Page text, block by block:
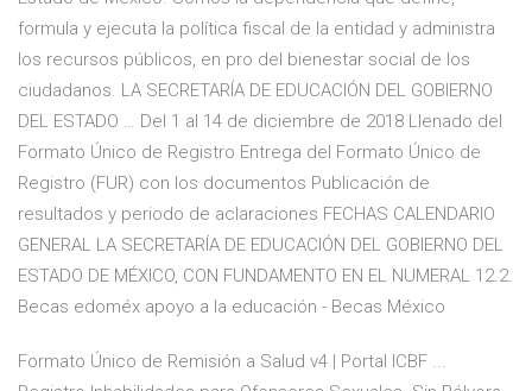
formula y ejecuta la política fiscal de la entidad y administra
los recursos públicos, en pro del bienestar social de los
ciudadanos. LA SECRETARÍA DE EDUCACIÓN DEL GOBIERNO
DEL ESTADO … Del 1 al 14 de diciembre de 2018 Llenado del
Formato Único de Registro Entrega del Formato Único de
Registro (FUR) con los documentos Publicación de
resultados y periodo de aclaraciones FECHAS CALENDARIO
GENERAL LA SECRETARÍA DE EDUCACIÓN DEL GOBIERNO DEL
ESTADO DE MÉXICO, CON FUNDAMENTO EN EL NUMERAL 12.2.
Becas edoméx apoyo a la educación - Becas México
Formato Único de Remisión a Salud v4 | Portal ICBF ...